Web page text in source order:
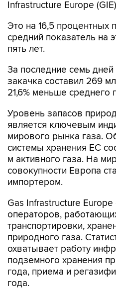
Infrastructure Europe
Это на 16,5 процентных
средний показатель на
пять лет.
За последние семь
закачка составил 269
21,6% меньше среднего
Уровень запасов
является ключевым
мирового рынка газа.
системы хранения ЕС
м активного газа. На
совокупности Европа
импортером.
Gas Infrastructure
операторов,
транспортировки,
природного газа.
охватывает работу
подземного хранения
года, приема и
года.